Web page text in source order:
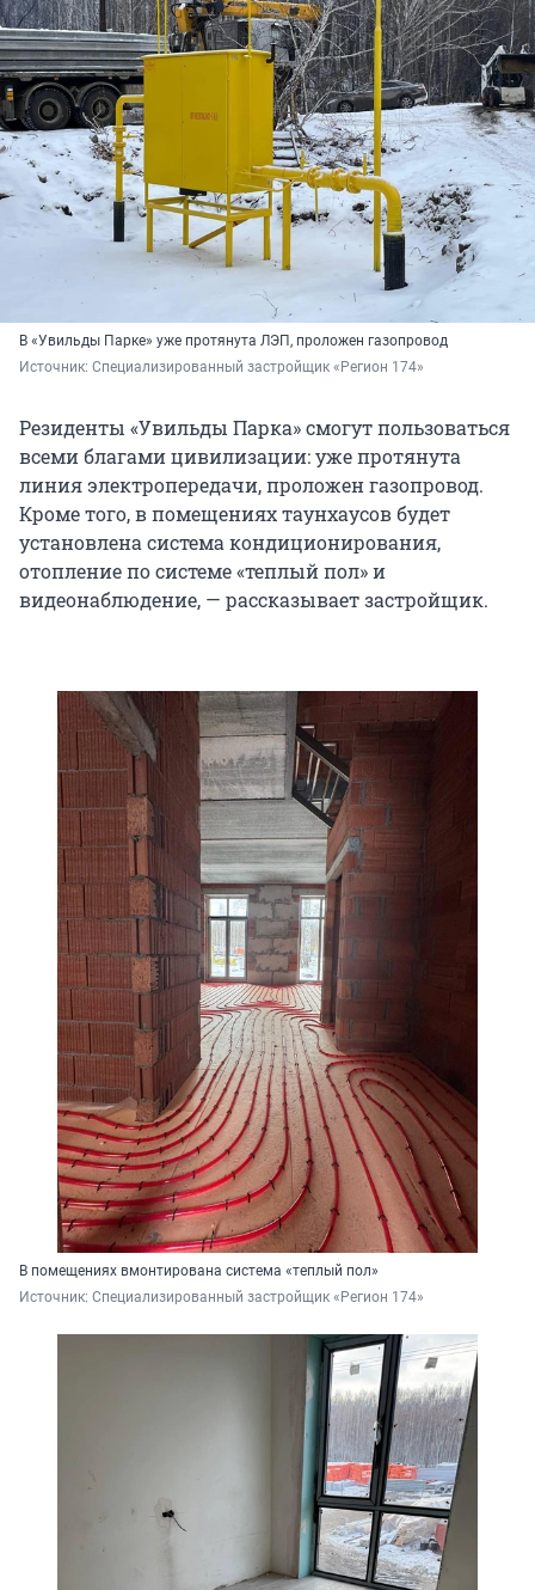
В «Увильды Парке» уже протянута ЛЭП, проложен газопровод
Источник: Специализированный застройщик «Регион 174»
Резиденты «Увильды Парка» смогут пользоваться
всеми благами цивилизации: уже протянута
линия электропередачи, проложен газопровод.
Кроме того, в помещениях таунхаусов будет
установлена система кондиционирования,
отопление по системе «теплый пол» и
видеонаблюдение, — рассказывает застройщик.
В помещениях вмонтирована система «теплый пол»
Источник: Специализированный застройщик «Регион 174»